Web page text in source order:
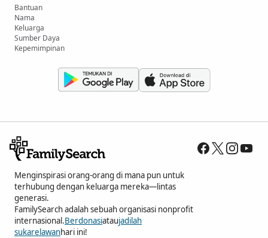
Bantuan
Nama
Keluarga
Sumber Daya
Kepemimpinan
Menginspirasi orang-orang di mana pun untuk
terhubung dengan keluarga mereka—lintas
generasi.
FamilySearch adalah sebuah organisasi nonprofit
internasional.Berdonasiataujadilah
sukarelawanhari ini!